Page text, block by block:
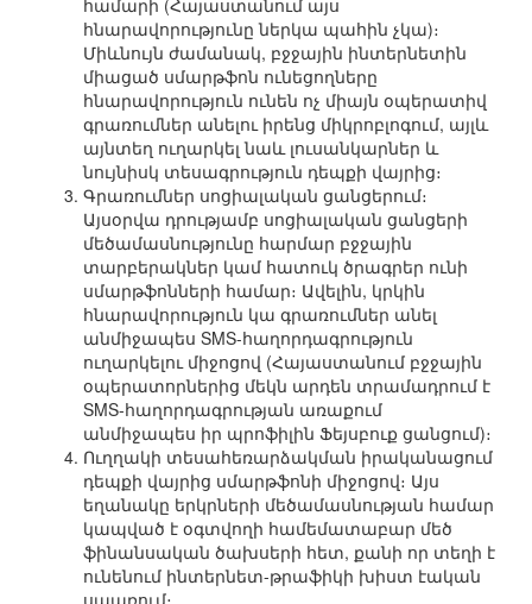
համարի (Հայաստանում այս
հնարավորությունը ներկա պահին չկա)։
Միևնույն ժամանակ, բջջային ինտերնետին
միացած սմարթֆոն ունեցողները
հնարավորություն ունեն ոչ միայն օպերատիվ
գրառումներ անելու իրենց միկրոբլոգում, այլև
այնտեղ ուղարկել նաև լուսանկարներ և
նույնիսկ տեսագրություն դեպքի վայրից։
Գրառումներ սոցիալական ցանցերում։
Այսօրվա դրությամբ սոցիալական ցանցերի
մեծամասնությունը հարմար բջջային
տարբերակներ կամ հատուկ ծրագրեր ունի
սմարթֆոնների համար։ Ավելին, կրկին
հնարավորություն կա գրառումներ անել
անմիջապես SMS-հաղորդագրություն
ուղարկելու միջոցով (Հայաստանում բջջային
օպերատորներից մեկն արդեն տրամադրում է
SMS-հաղորդագրության առաքում
անմիջապես իր պրոֆիլին Ֆեյսբուք ցանցում)։
Ուղղակի տեսահեռարձակման իրականացում
դեպքի վայրից սմարթֆոնի միջոցով։ Այս
եղանակը երկրների մեծամասնության համար
կապված է օգտվողի համեմատաբար մեծ
ֆինանսական ծախսերի հետ, քանի որ տեղի է
ունենում ինտերնետ-թրաֆիկի խիստ էական